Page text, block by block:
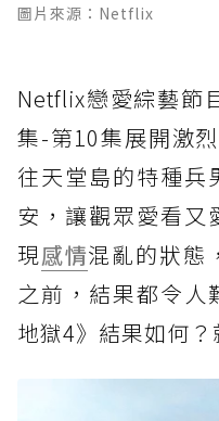
圖片來源：Netflix
Netflix戀愛綜藝節
集-第10集展開激
往天堂島的特種兵
安，讓觀眾愛看又
現感情混亂的狀態
之前，結果都令人
地獄4》結果如何？